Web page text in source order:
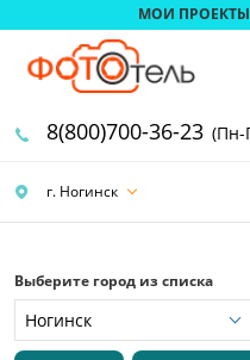
МОИ ПРОЕКТЫ
г. Ногинск
8(800)700-36-23 (Пн-
Выберите город из списка